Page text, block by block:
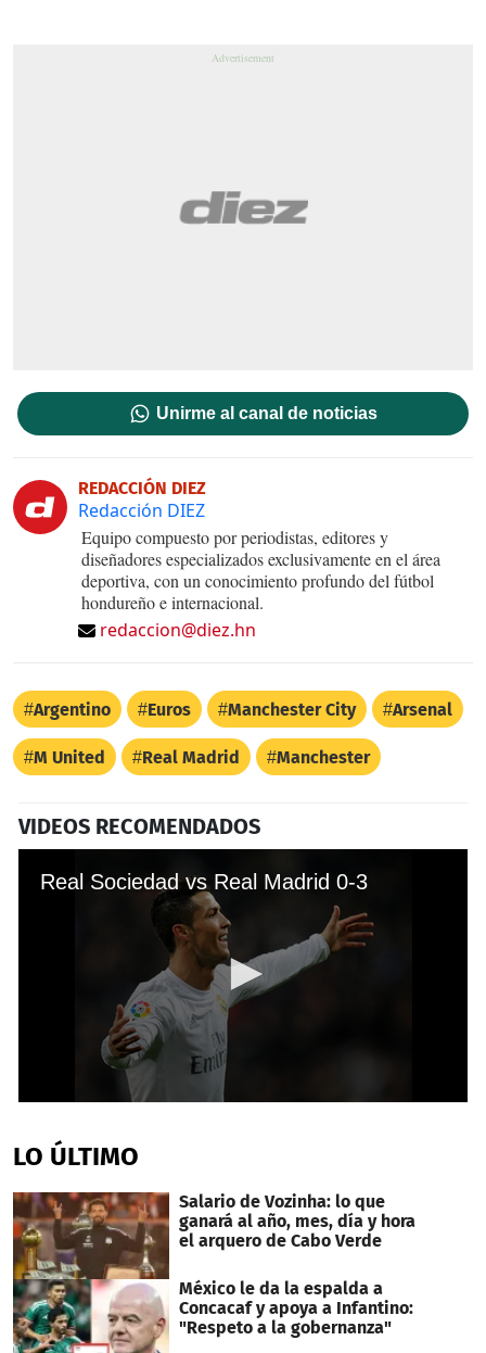
Unirme al canal de noticias
REDACCIÓN DIEZ
Redacción DIEZ
Equipo compuesto por periodistas, editores y
diseñadores especializados exclusivamente en el área
deportiva, con un conocimiento profundo del fútbol
hondureño e internacional.
redaccion@diez.hn
Argentino Euros Manchester City Arsenal
M United Real Madrid Manchester
VIDEOS RECOMENDADOS
Real Sociedad vs Real Madrid 0-3
of
1
23
seconds
LO ÚLTIMO
Salario de Vozinha: lo que
ganará al año, mes, día y hora
el arquero de Cabo Verde
México le da la espalda a
Concacaf y apoya a Infantino:
"Respeto a la gobernanza"